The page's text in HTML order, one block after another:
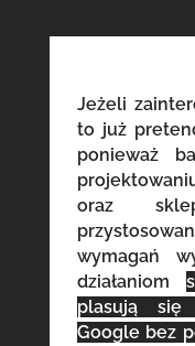
Jeżeli
to już
ponieważ
oraz
wymagań
działaniom
plasują się
Google bez